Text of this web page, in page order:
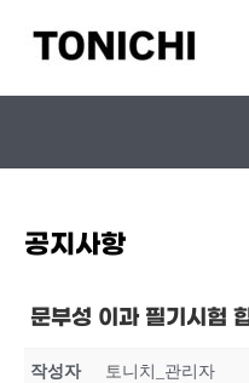
로
뛰
공지사항
문부성 이과 필기시험
작성자 토니치_관리자